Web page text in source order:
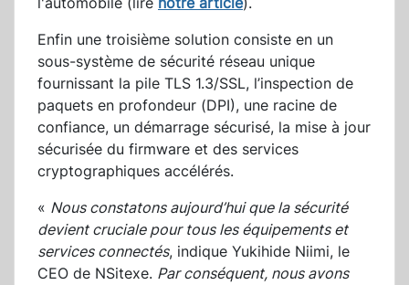
Enfin une troisième solution consiste en un
sous-système de sécurité réseau unique
fournissant la pile TLS 1.3/SSL, l’inspection de
paquets en profondeur (DPI), une racine de
confiance, un démarrage sécurisé, la mise à jour
sécurisée du firmware et des services
cryptographiques accélérés.
« Nous constatons aujourd’hui que la sécurité
devient cruciale pour tous les équipements et
services connectés, indique Yukihide Niimi, le
CEO de NSitexe. Par conséquent, nous avons